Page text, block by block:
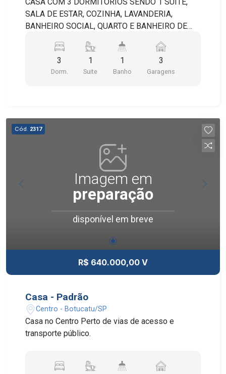
SALA DE ESTAR, COZINHA, LAVANDERIA,
BANHEIRO SOCIAL, QUARTO E BANHEIRO DE
3
Dorm.
1
Suite
1
Banho
3
Garagens
Cód. 2317
Imagem em
preparação
disponível em breve
R$ 640.000,00 V
Casa - Padrão
Centro - Botucatu/SP
Casa no Centro Perto de vias de acesso e
transporte público.